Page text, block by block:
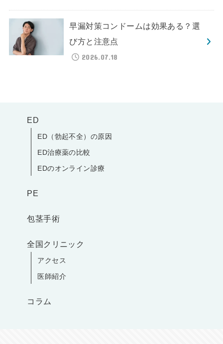
早漏対策コンドームは効果ある？選
び方と注意点
2026.07.18
ED
ED（勃起不全）の原因
ED治療薬の比較
EDのオンライン診療
PE
包茎手術
全国クリニック
アクセス
医師紹介
コラム